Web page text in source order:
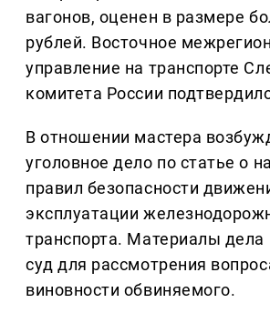
вагонов, оценен в размере
рублей. Восточное
управление на транспорте
комитета России
В отношении мастера
уголовное дело по статье о
правил безопасности
эксплуатации
транспорта. Материалы
суд для рассмотрения
виновности обвиняемого.